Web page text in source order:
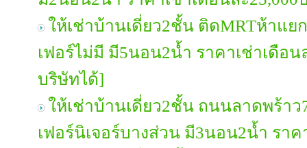
ให้เช่าบ้านเดี่ยว2ชั้น ติดMRTห้าแย
เฟอร์ไม่มี มี5นอน2น้ำ ราคาเช่าเดือ
บริษัทได้]
ให้เช่าบ้านเดี่ยว2ชั้น ถนนลาดพร้าว
เฟอร์นิเจอร์บางส่วน มี3นอน2น้ำ ราค